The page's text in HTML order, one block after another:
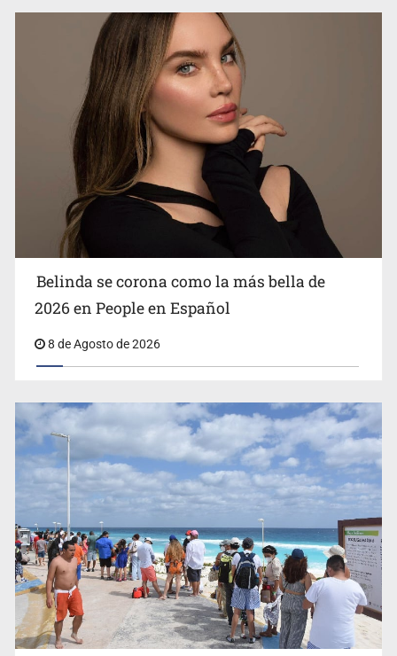
Ciclosporiasis no representa un riesgo epidemiológico
masivo
EU reanudará este sábado inspecciones de aguacate en
Michoacán
Belinda se corona como la más bella de
2026 en People en Español
8 de Agosto de 2026